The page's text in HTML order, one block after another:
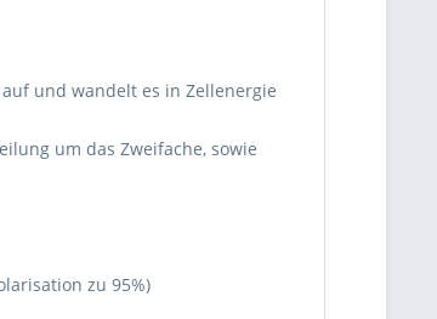
und wandelt es in Zellenergie
um das Zweifache, sowie
zu 95%)